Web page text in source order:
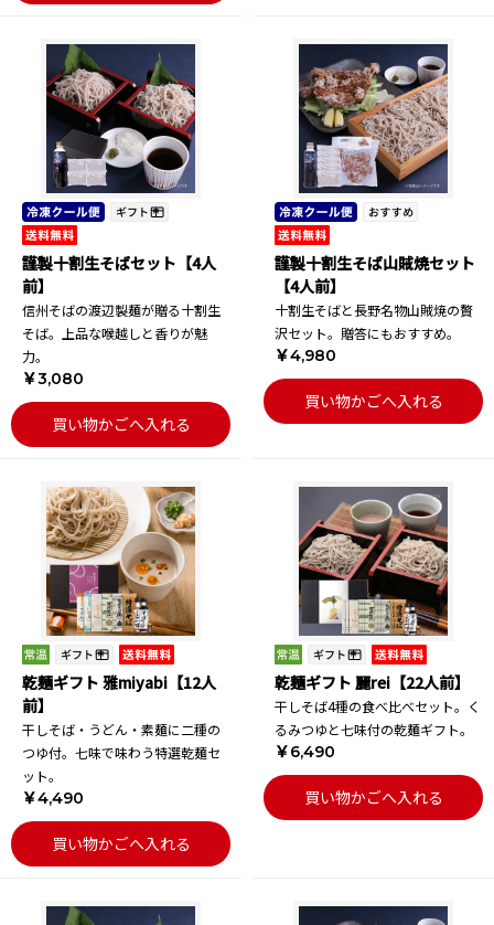
謹製十割生そばセット【4人
前】
信州そばの渡辺製麺が贈る十割生
そば。上品な喉越しと香りが魅
力。
￥3,080
買い物かごへ入れる
謹製十割生そば山賊焼セット
【4人前】
十割生そばと長野名物山賊焼の贅
沢セット。贈答にもおすすめ。
￥4,980
買い物かごへ入れる
乾麺ギフト 雅miyabi【12人
前】
干しそば・うどん・素麺に二種の
つゆ付。七味で味わう特選乾麺セ
ット。
￥4,490
買い物かごへ入れる
乾麺ギフト 麗rei【22人前】
干しそば4種の食べ比べセット。く
るみつゆと七味付の乾麺ギフト。
￥6,490
買い物かごへ入れる